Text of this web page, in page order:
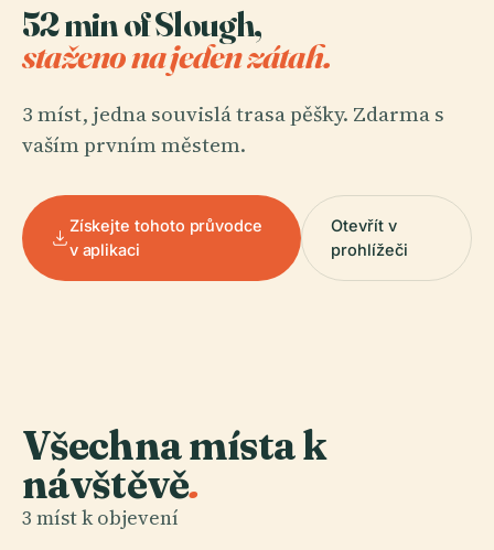
52 min of Slough,
staženo na jeden zátah.
3 míst, jedna souvislá trasa pěšky. Zdarma s
vaším prvním městem.
Získejte tohoto průvodce
v aplikaci
Otevřít v
prohlížeči
Všechna místa k
návštěvě.
3 míst k objevení